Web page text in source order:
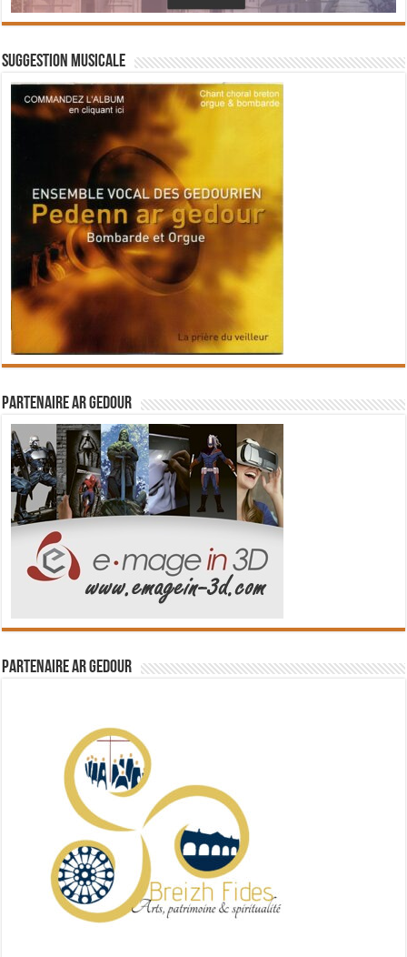
Suggestion musicale
Partenaire Ar Gedour
Partenaire Ar Gedour